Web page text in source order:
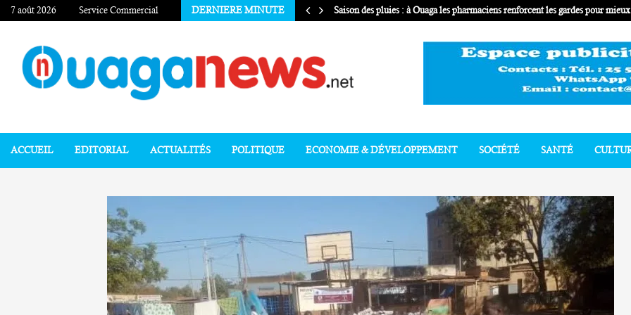
7 août 2026 Service Commercial DERNIERE MINUTE Saison des pluies : à Ouaga les pharmaciens renforcent les gardes pour
ACCUEIL EDITORIAL ACTUALITÉS POLITIQUE ECONOMIE & DÉVELOPPEMENT SOCIÉTÉ SANTÉ